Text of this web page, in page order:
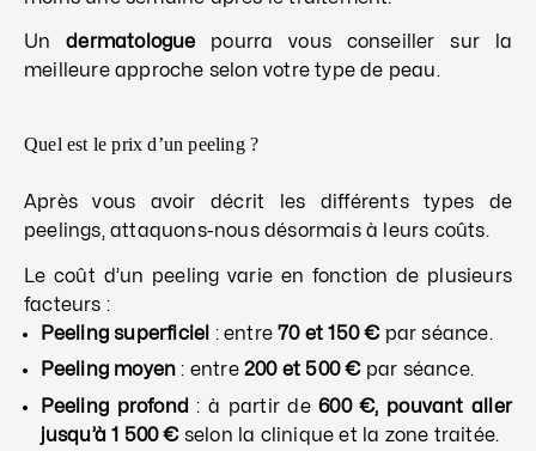
Undermatologue pourra vous conseiller sur la
meilleure approche selon votre type de peau.
Quel est le prix d’un peeling ?
Après vous avoir décrit les différents types de
peelings, attaquons-nous désormais à leurs coûts.
Le coût d’un peeling varie en fonction de plusieurs
facteurs :
Peeling superficiel : entre70 et 150 € par séance.
Peeling moyen : entre200 et 500 € par séance.
Peeling profond : à partir de600 €, pouvant aller
jusqu’à 1 500 € selon la clinique et la zone traitée.